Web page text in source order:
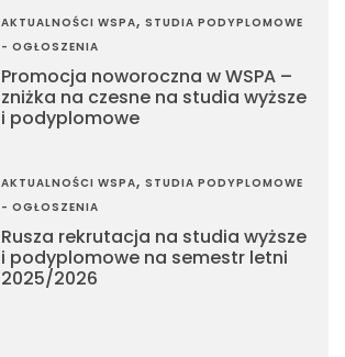
AKTUALNOŚCI WSPA, STUDIA PODYPLOMOWE
- OGŁOSZENIA
Promocja noworoczna w WSPA –
zniżka na czesne na studia wyższe
i podyplomowe
AKTUALNOŚCI WSPA, STUDIA PODYPLOMOWE
- OGŁOSZENIA
Rusza rekrutacja na studia wyższe
i podyplomowe na semestr letni
2025/2026